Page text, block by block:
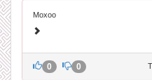
Мохоо
0 0